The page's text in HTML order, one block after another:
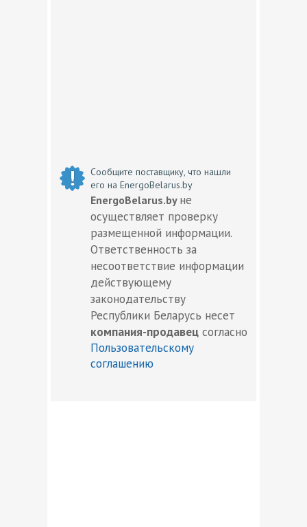
Сообщите поставщику, что нашли
его на EnergoBelarus.by
EnergoBelarus.by не
осуществляет проверку
размещенной информации.
Ответственность за
несоответствие информации
действующему
законодательству
Республики Беларусь несет
компания-продавец согласно
Пользовательскому
соглашению